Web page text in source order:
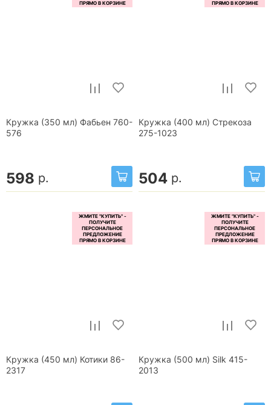
Кружка (350 мл) Фабьен 760-
576
598 р.
Кружка (400 мл) Стрекоза
275-1023
504 р.
Кружка (450 мл) Котики 86-
2317
Кружка (500 мл) Silk 415-
2013